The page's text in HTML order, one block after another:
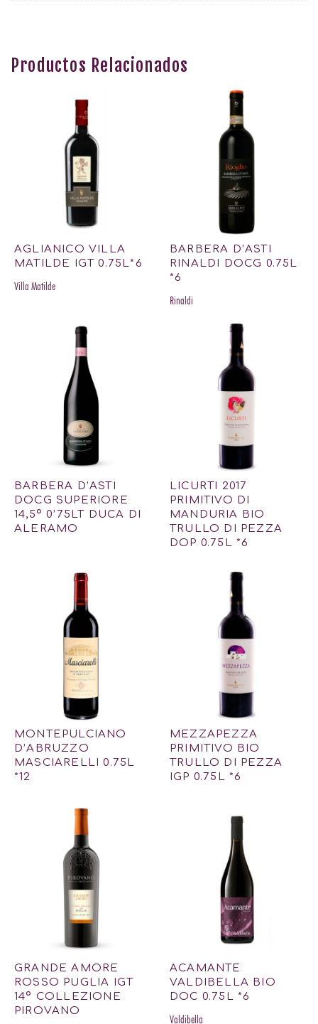
Productos Relacionados
AGLIANICO VILLA
MATILDE IGT 0.75L*6
Villa Matilde
BARBERA D’ASTI
RINALDI DOCG 0.75L
*6
Rinaldi
BARBERA D’ASTI
DOCG SUPERIORE
14,5º 0’75LT DUCA DI
ALERAMO
LICURTI 2017
PRIMITIVO DI
MANDURIA BIO
TRULLO DI PEZZA
DOP 0.75L *6
MONTEPULCIANO
D’ABRUZZO
MASCIARELLI 0.75L
*12
MEZZAPEZZA
PRIMITIVO BIO
TRULLO DI PEZZA
IGP 0.75L *6
GRANDE AMORE
ROSSO PUGLIA IGT
14º COLLEZIONE
PIROVANO
ACAMANTE
VALDIBELLA BIO
DOC 0.75L *6
Valdibella